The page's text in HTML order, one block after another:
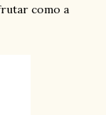
como a